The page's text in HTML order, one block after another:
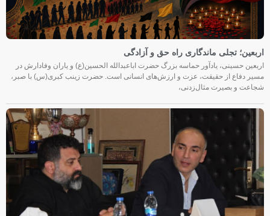
اربعین؛ تجلی ماندگاری راه حق و آزادگی
اربعین حسینی، یادآور حماسه بزرگ حضرت اباعبدالله الحسین(ع) و یاران وفادارش در
مسیر دفاع از حقیقت، عزت و ارزش‌های انسانی است. حضرت زینب کبری(س) با صبر،
شجاعت و بصیرت مثال‌زدنی،